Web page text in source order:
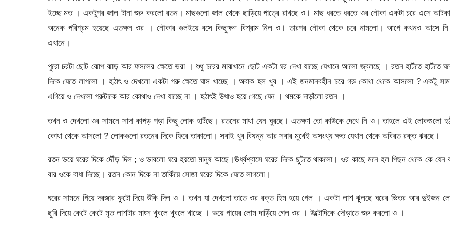
ইচ্ছে মত । একটুপর জাল টানা শুরু করলো রতন। মাছগুলো জাল থেকে ছাড়িয়ে পাত্রে রাখছে ও। মাছ ধরতে ধরতে ওর নৌকা একটা চরে এসে
অনেক পরিশ্রম হয়েছে এতক্ষন ওর । নৌকার গুলইয়ে বসে কিছুক্ষণ বিশ্রাম নিল ও। তারপর নৌকা থেকে চরে নামলো। আগে কখনও আসে
এখানে।
পুরো চরটা ছোট ঝোপ ঝাড় আর ফসলের ক্ষেতে ভরা । শুধু চরের মাঝখানে ছোট একটা ঘর দেখা যাচ্ছে যেখানে আলো জ্বলছে । রতন হাটঁতে হাটঁতে
দিকে যেতে লাগলো । হঠাৎ ও দেখলো একটা গরু ক্ষেতে ঘাস খাচ্ছে । অবাক হল খুব । এই জনমানবহীন চরে গরু কোথা থেকে আসলো ? একটু
এগিয়ে ও দেখলো গরুটাকে আর কোথাও দেখা যাচ্ছে না । হঠাৎই উধাও হয়ে গেছে যেন । থমকে দাড়াঁলো রতন ।
তখন ও দেখলো ওর সামনে সাদা কাপড় পড়া কিছু লোক হাটঁছে। রতনের মাথা যেন ঘুরছে। এতক্ষণ তো কাউকে দেখে নি ও। তাহলে এই লোকগুলো
কোথা থেকে আসলো ? লোকগুলো রতনের দিকে ফিরে তাকালো। সবাই খুব বিষন্ন আর সবার মুখেই অসংখ্য ক্ষত যেখান থেকে অবিরত রক্ত ঝরছে।
রতন ভয়ে ঘরের দিকে দৌঁড় দিল ; ও ভাবলো ঘরে হয়তো মানুষ আছে।ঊর্ধ্বশ্বাসে ঘরের দিকে ছুটতে থাকলো। ওর কাছে মনে হল পিছন থেকে কে যেন
বার ওকে বাধা দিচ্ছে। রতন কোন দিকে না তাকিঁয়ে সোজা ঘরের দিকে যেতে লাগলো।
ঘরের সামনে গিয়ে দরজার ফুটো দিয়ে উঁকি দিল ও । তখন যা দেখলো তাতে ওর রক্ত হিম হয়ে গেল । একটা লাশ ঝুলছে ঘরের ভিতর আর দুইজন
ছুরি দিয়ে কেটে কেটে মৃত লাশটার মাংস খুবলে খুবলে খাচ্ছে । ভয়ে গায়ের লোম দাড়িঁয়ে গেল ওর । উল্টোদিকে দৌড়াতে শুরু করলো ও ।